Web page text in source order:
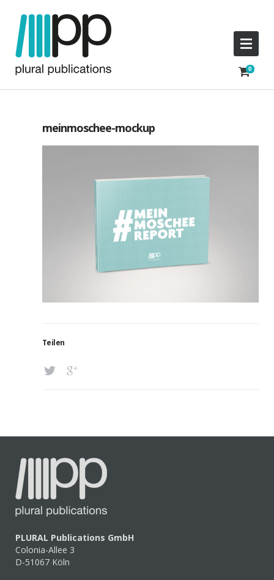
meinmoschee-mockup
Teilen
PLURAL Publications GmbH
Colonia-Allee 3
D-51067 Köln